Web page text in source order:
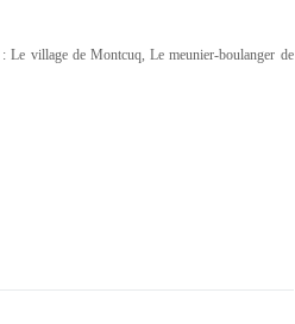
Le village de Montcuq, Le meunier-boulanger de